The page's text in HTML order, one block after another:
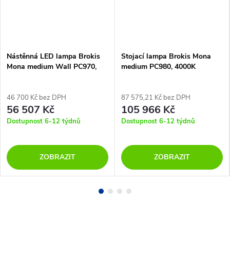
Nástěnná LED lampa Brokis
Mona medium Wall PC970,
46 700 Kč bez DPH
56 507 Kč
Dostupnost 6-12 týdnů
ZOBRAZIT
Stojací lampa Brokis Mona
medium PC980, 4000K
87 575,21 Kč bez DPH
105 966 Kč
Dostupnost 6-12 týdnů
ZOBRAZIT